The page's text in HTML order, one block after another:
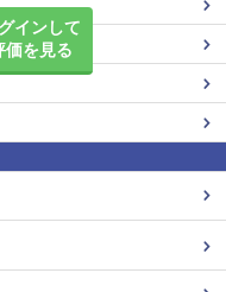
インして
価を見る